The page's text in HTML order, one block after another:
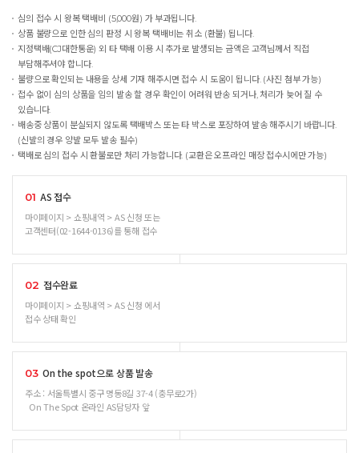
심의 접수 시 왕복 택배비 (5,000원) 가 부과됩니다.
상품 불량으로 인한 심의 판정 시 왕복 택배비는 취소 (환불) 됩니다.
지정택배(CJ대한통운) 외 타 택배 이용 시 추가로 발생되는 금액은 고객님께서 직접
부담해주셔야 합니다.
불량으로 확인되는 내용을 상세 기재 해주시면 접수 시 도움이 됩니다. (사진 첨부 가능)
접수 없이 심의 상품을 임의 발송 할 경우 확인이 어려워 반송 되거나, 처리가 늦어 질 수
있습니다.
배송중 상품이 분실되지 않도록 택배박스 또는 타 박스로 포장하여 발송 해주시기 바랍니다.
(신발의 경우 양발 모두 발송 필수)
택배로 심의 접수 시 환불로만 처리 가능합니다. (교환은 오프라인 매장 접수시에만 가능)
01 AS 접수
마이페이지 > 쇼핑내역 > AS 신청 또는
고객센터(02-1644-0136)를 통해 접수
02 접수완료
마이페이지 > 쇼핑내역 > AS 신청 에서
접수 상태 확인
03 On the spot으로 상품 발송
주소 : 서울특별시 중구 명동8길 37-4 (충무로2가)
On The Spot 온라인 AS담당자 앞